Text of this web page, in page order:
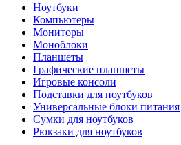
Ноутбуки
Компьютеры
Мониторы
Моноблоки
Планшеты
Графические планшеты
Игровые консоли
Подставки для ноутбуков
Универсальные блоки питания
Сумки для ноутбуков
Рюкзаки для ноутбуков